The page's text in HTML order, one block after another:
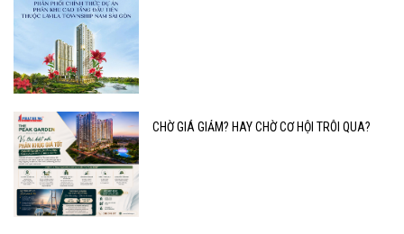
CHỜ GIÁ GIẢM? HAY CHỜ CƠ HỘI TRÔI QUA?